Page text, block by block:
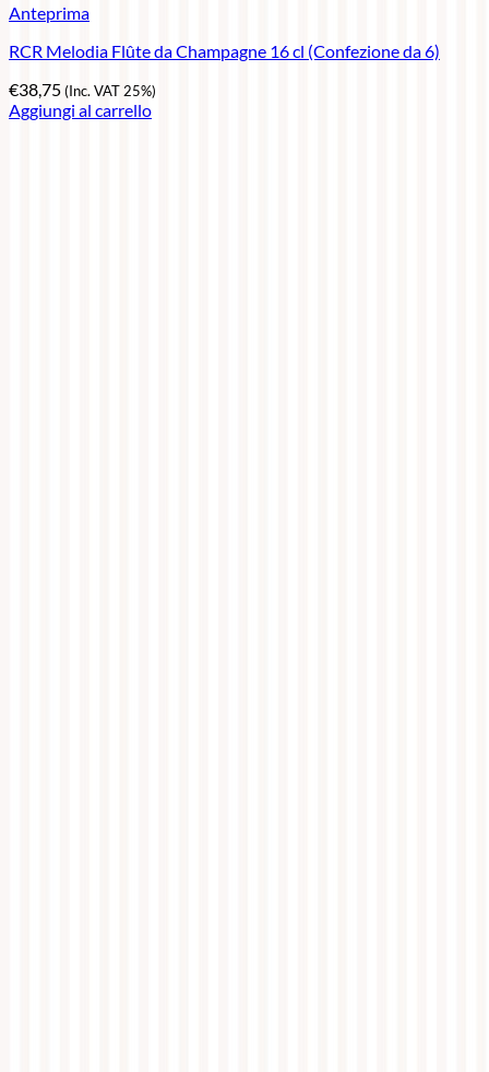
Anteprima
RCR Melodia Flûte da Champagne 16 cl (Confezione da 6)
€38,75(Inc. VAT 25%)
Aggiungi al carrello